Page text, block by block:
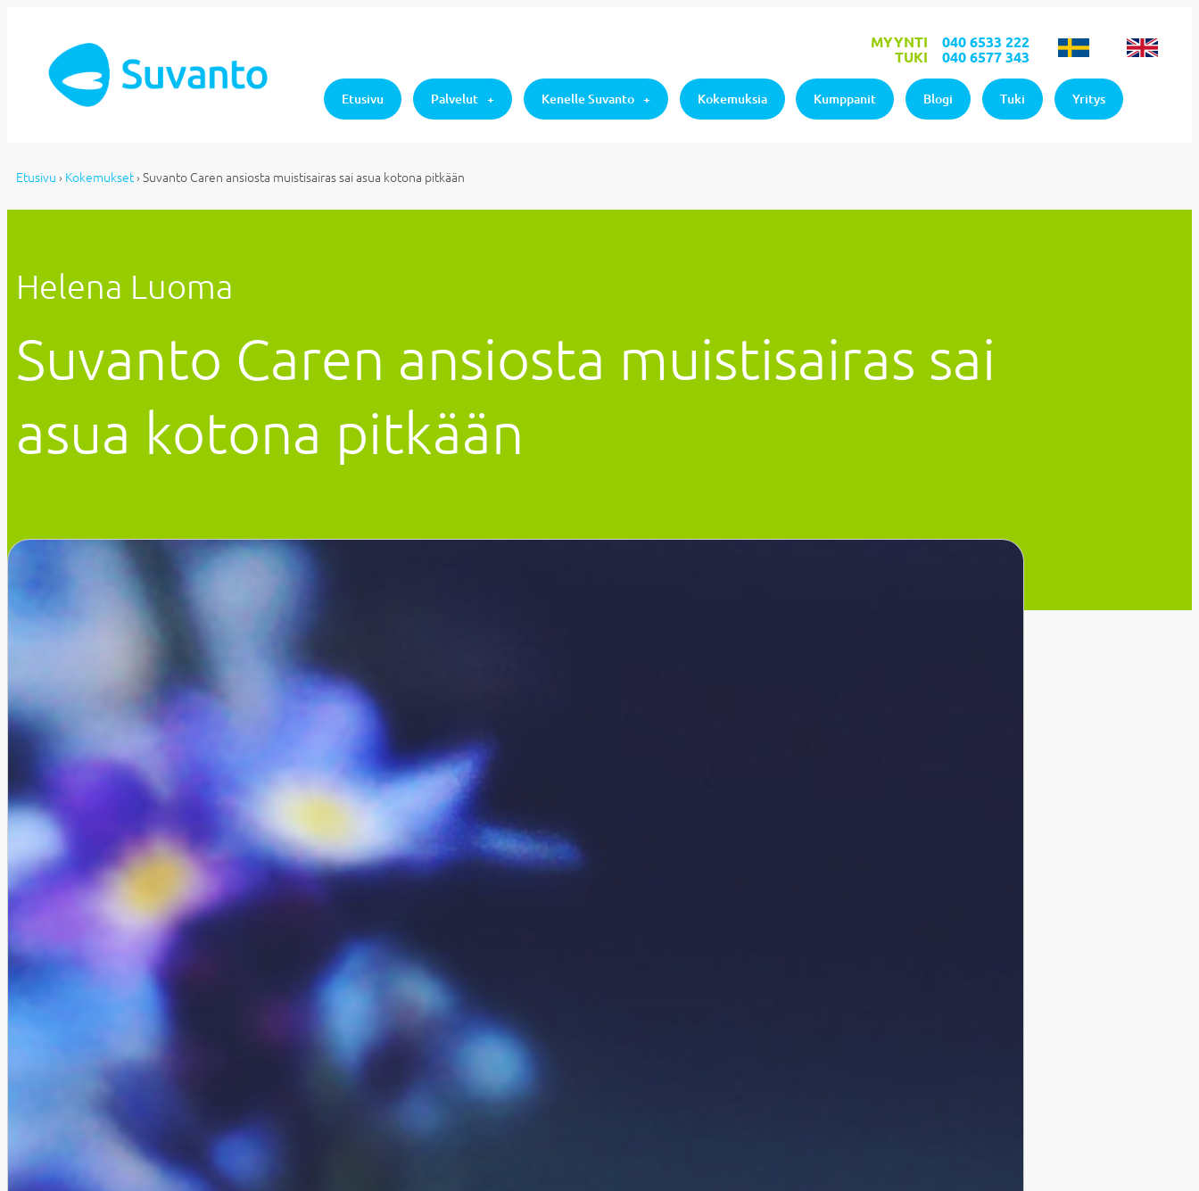
MYYNTI040 6533 222
TUKI040 6577 343
Etusivu Palvelut Kenelle Suvanto Kokemuksia Kumppanit Blogi Tuki Yritys
Etusivu › Kokemukset › Suvanto Caren ansiosta muistisairas sai asua kotona pitkään
Helena Luoma
Suvanto Caren ansiosta muistisairas sai
asua kotona pitkään